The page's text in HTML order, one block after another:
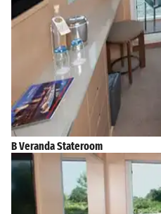
B Veranda Stateroom